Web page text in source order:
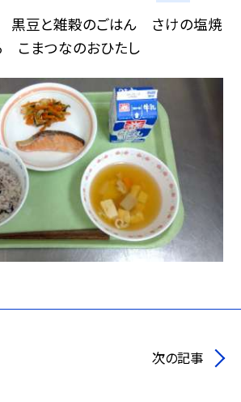
黒豆と雑穀のごはん さけの塩焼
こまつなのおひたし
次の記事